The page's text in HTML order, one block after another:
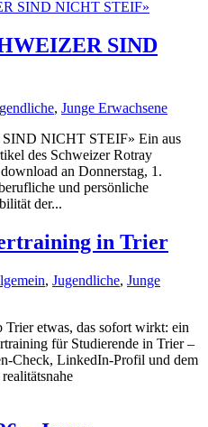
SIND
, Junge Erwachsene
NICHT STEIF» Ein aus
des Schweizer Rotray
an Donnerstag, 1.
und persönliche
der...
in Trier
, Jugendliche, Junge
etwas, das sofort wirkt: ein
für Studierende in Trier –
Check, LinkedIn-Profil und dem